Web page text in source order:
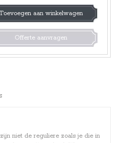
Toevoegen aan winkelwagen
Offerte aanvragen
niet de reguliere zoals je die in